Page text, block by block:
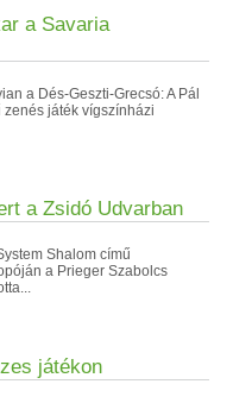
a Savaria
a Dés-Geszti-Grecsó: A Pál
játék vígszínházi
a Zsidó Udvarban
Shalom című
a Prieger Szabolcs
játékon